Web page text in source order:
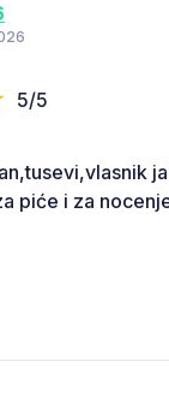
5/5
piće i za